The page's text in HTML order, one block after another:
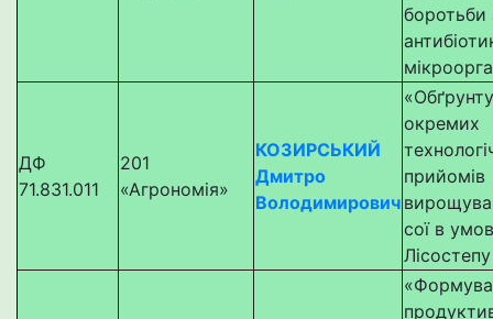
боротьби
ДФ
71.831.011
201
«Агрономія»
КОЗИРСЬКИЙ
Дмитро
Володимирович
окремих
прийомів
сої в